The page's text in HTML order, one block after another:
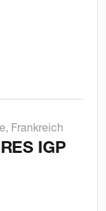
Frankreich
IGP